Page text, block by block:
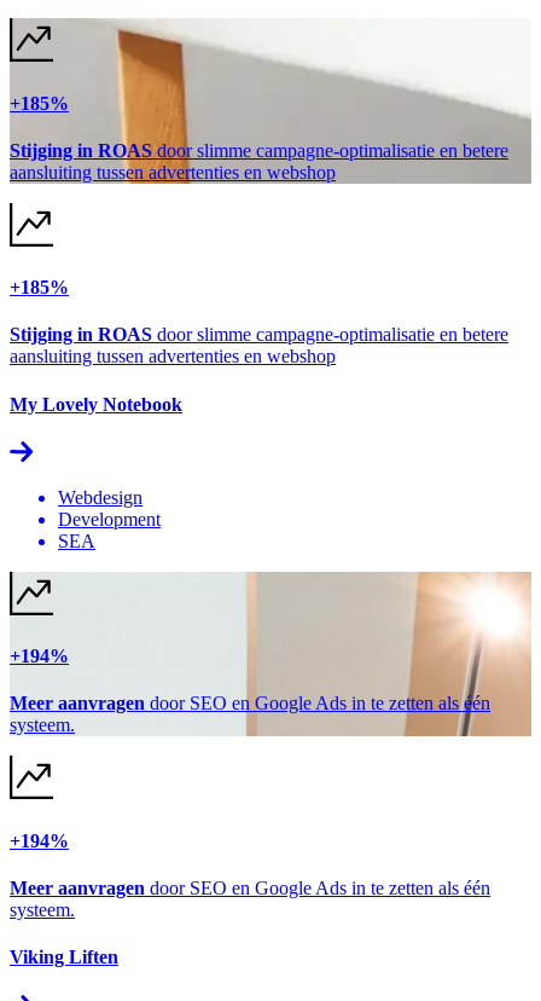
+185%
Stijging in ROAS door slimme campagne-optimalisatie en betere
aansluiting tussen advertenties en webshop
+185%
Stijging in ROAS door slimme campagne-optimalisatie en betere
aansluiting tussen advertenties en webshop
My Lovely Notebook
Webdesign
Development
SEA
+194%
Meer aanvragen door SEO en Google Ads in te zetten als één
systeem.
+194%
Meer aanvragen door SEO en Google Ads in te zetten als één
systeem.
Viking Liften